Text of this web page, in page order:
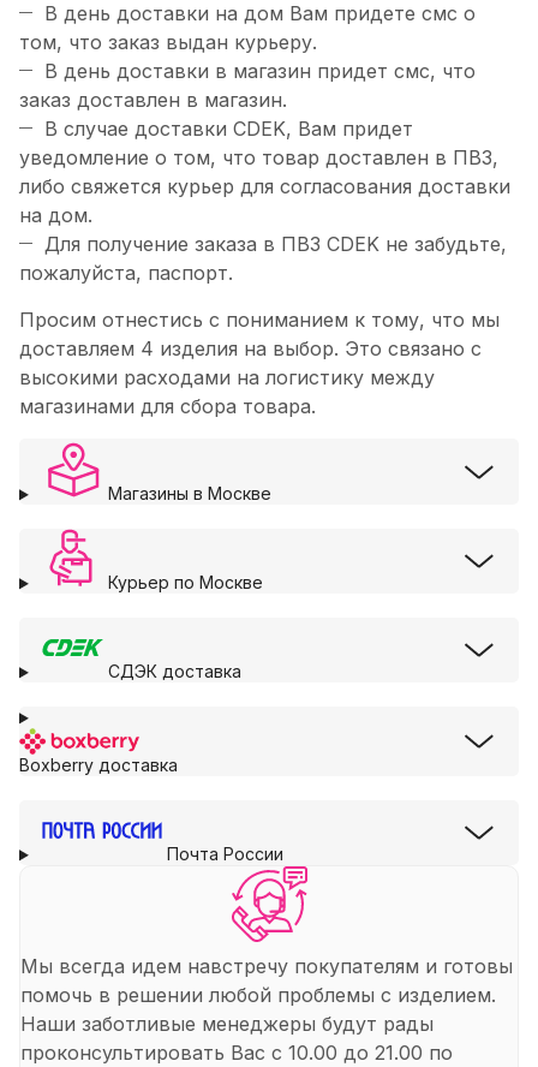
В день доставки на дом Вам придете смс о
том, что заказ выдан курьеру.
В день доставки в магазин придет смс, что
заказ доставлен в магазин.
В случае доставки CDEK, Вам придет
уведомление о том, что товар доставлен в ПВЗ,
либо свяжется курьер для согласования доставки
на дом.
Для получение заказа в ПВЗ CDEK не забудьте,
пожалуйста, паспорт.
Просим отнестись с пониманием к тому, что мы
доставляем 4 изделия на выбор. Это связано с
высокими расходами на логистику между
магазинами для сбора товара.
Магазины в Москве
Курьер по Москве
СДЭК доставка
Boxberry доставка
Почта России
Мы всегда идем навстречу покупателям и готовы
помочь в решении любой проблемы с изделием.
Наши заботливые менеджеры будут рады
проконсультировать Вас с 10.00 до 21.00 по